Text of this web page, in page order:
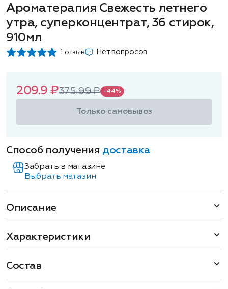
Ароматерапия Свежесть летнего
утра, суперконцентрат, 36 стирок,
910мл
1 отзыв Нет вопросов
209.9 ₽375.99 ₽ -44%
Только самовывоз
Способ получения доставка
Забрать в магазине
Выбрать магазин
Описание
Характеристики
Состав